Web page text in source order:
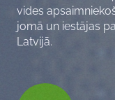
vides
jomā un iestājas
Latvijā.